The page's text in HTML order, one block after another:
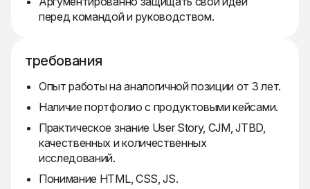
перед командой и руководством.
требования
Опыт работы на аналогичной позиции от 3 лет.
Наличие портфолио с продуктовыми кейсами.
Практическое знание User Story, CJM, JTBD,
качественных и количественных
исследований.
Понимание HTML, CSS, JS.